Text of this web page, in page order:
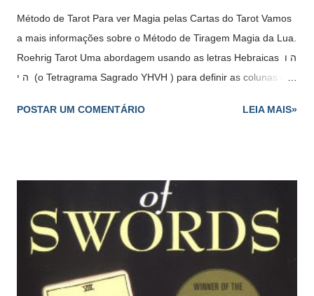
Método de Tarot Para ver Magia pelas Cartas do Tarot Vamos
a mais informações sobre o Método de Tiragem Magia da Lua.
Roehrig Tarot Uma abordagem usando as letras Hebraicas ה ו
ה י (o Tetragrama Sagrado YHVH ) para definir as colunas do
Pronúncia Letra י Yodh ou Yud "Y" ה He ou Hêi "H" ו Waw
- ♣ Paus (Fogo) - Corresponde a figura do Rei - Se a Lua
estiver na coluna de Yod , a questão irá se referir ao trabalho,
negócios, energia e luta. ה He - ♥ Copas (Água) -
Corresponde a figura da Rainha - Se a Lua estiver na coluna
de He , a questão irá se referir ao prazer, a...
POSTAR UM COMENTÁRIO LEIA MAIS»